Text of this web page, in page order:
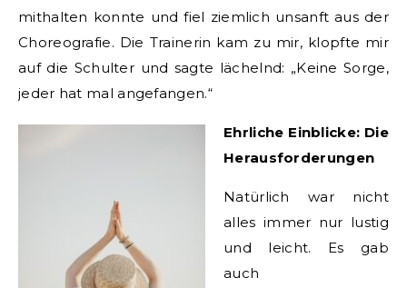
mithalten konnte und fiel ziemlich unsanft aus der
Choreografie. Die Trainerin kam zu mir, klopfte mir
auf die Schulter und sagte lächelnd: „Keine Sorge,
jeder hat mal angefangen.“
Ehrliche Einblicke: Die
Herausforderungen
Natürlich war nicht
alles immer nur lustig
und leicht. Es gab
auch